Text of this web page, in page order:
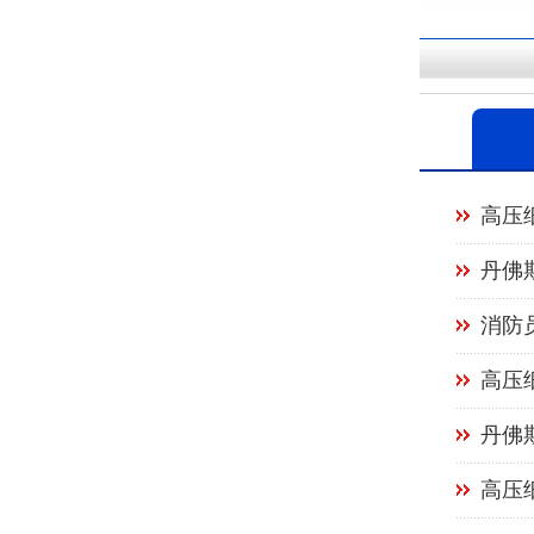
高压
丹佛
消防
高压
丹佛
高压